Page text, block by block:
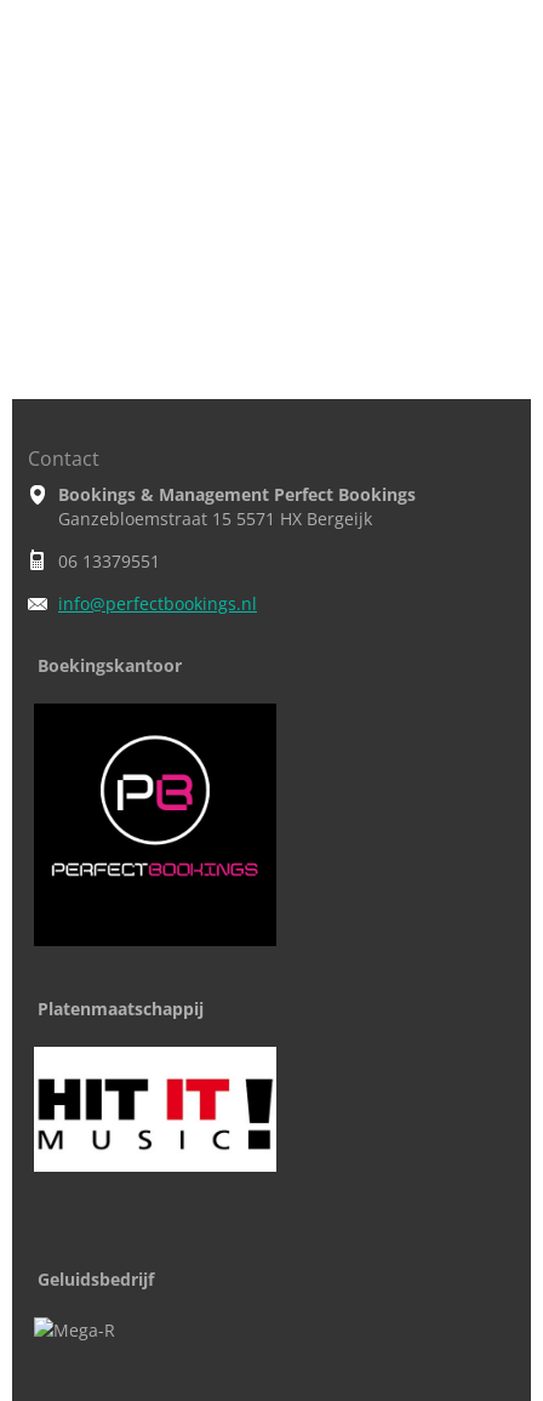
Contact
Bookings & Management Perfect Bookings
Ganzebloemstraat 15 5571 HX Bergeijk
06 13379551
info@perfectbookings.nl
Boekingskantoor
Platenmaatschappij
Geluidsbedrijf